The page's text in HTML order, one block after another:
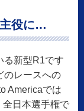
役に…
る新型R1です
のレースへの
Americaでは
全日本選手権で